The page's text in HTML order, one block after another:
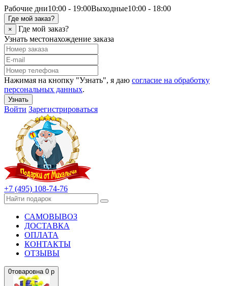
Рабочие дни10:00 - 19:00Выходные10:00 - 18:00
Где мой заказ?
×
Где мой заказ?
Узнать местонахождение заказа
Нажимая на кнопку "Узнать", я даю согласие на обработку
персональных данных.
Узнать
Войти Зарегистрироваться
+7 (495) 108-74-76
САМОВЫВОЗ
ДОСТАВКА
ОПЛАТА
КОНТАКТЫ
ОТЗЫВЫ
0товаровна 0 р